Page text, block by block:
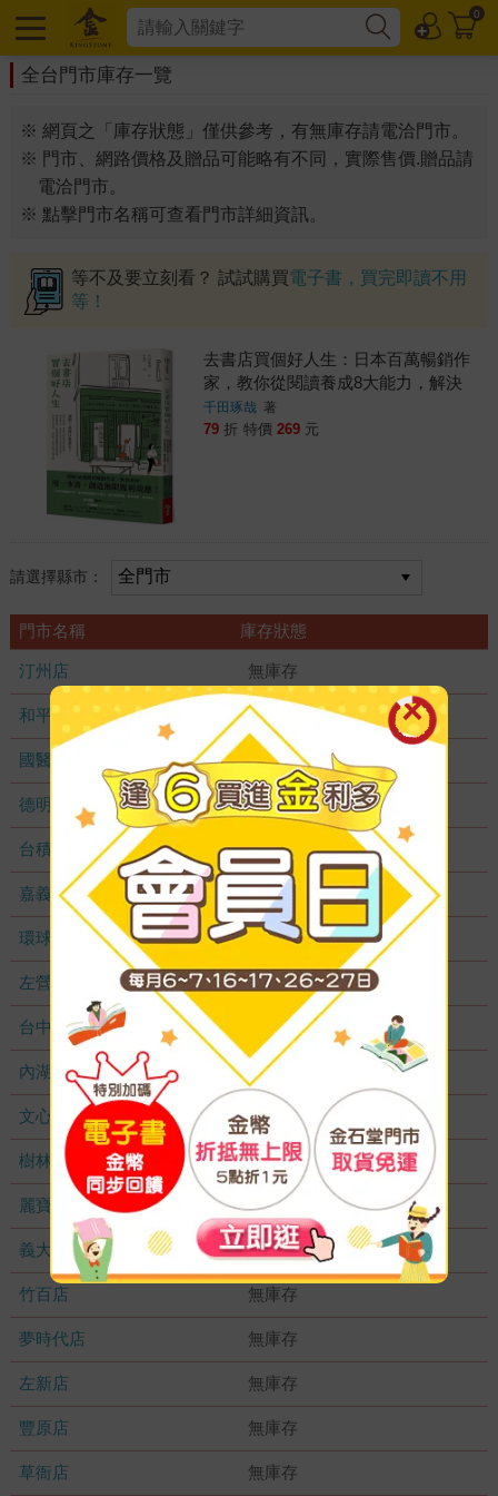
0
全台門市庫存一覽
※ 網頁之「庫存狀態」僅供參考，有無庫存請電洽門市。
※ 門市、網路價格及贈品可能略有不同，實際售價.贈品請
電洽門市。
※ 點擊門市名稱可查看門市詳細資訊。
等不及要立刻看？ 試試購買電子書，買完即讀不用
等！
去書店買個好人生：日本百萬暢銷作
家，教你從閱讀養成8大能力，解決
職場煩惱、關係焦慮、未來迷茫
千田琢哉 著
79 折 特價 269 元
請選擇縣市：
門市名稱 庫存狀態
汀州店 無庫存
和平店 無庫存
國醫加盟店 無庫存
德明加盟店 無庫存
台積店 無庫存
嘉義耐斯店 無庫存
環球店 無庫存
左營店 無庫存
台中秀泰店 無庫存
內湖大潤發 無庫存
文心店 無庫存
樹林店 無庫存
麗寶店 無庫存
義大店 無庫存
竹百店 無庫存
夢時代店 無庫存
左新店 無庫存
豐原店 無庫存
草衙店 無庫存